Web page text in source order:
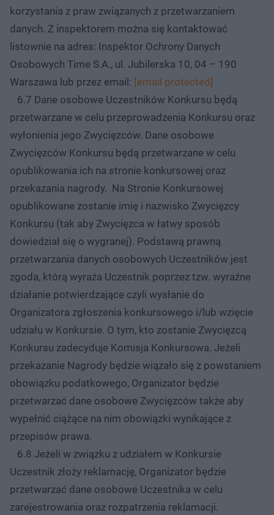
korzystania z praw związanych z przetwarzaniem
danych. Z inspektorem można się kontaktować
listownie na adres: Inspektor Ochrony Danych
Osobowych Time S.A., ul. Jubilerska 10, 04 – 190
Warszawa lub przez email: [email protected]
6.7 Dane osobowe Uczestników Konkursu będą
przetwarzane w celu przeprowadzenia Konkursu oraz
wyłonienia jego Zwycięzców. Dane osobowe
Zwycięzców Konkursu będą przetwarzane w celu
opublikowania ich na stronie konkursowej oraz
przekazania nagrody. Na Stronie Konkursowej
opublikowane zostanie imię i nazwisko Zwycięzcy
Konkursu (tak aby Zwycięzca w łatwy sposób
dowiedział się o wygranej). Podstawą prawną
przetwarzania danych osobowych Uczestników jest
zgoda, którą wyraża Uczestnik poprzez tzw. wyraźne
działanie potwierdzające czyli wysłanie do
Organizatora zgłoszenia konkursowego i/lub wzięcie
udziału w Konkursie. O tym, kto zostanie Zwycięzcą
Konkursu zadecyduje Komisja Konkursowa. Jeżeli
przekazanie Nagrody będzie wiązało się z powstaniem
obowiązku podatkowego, Organizator będzie
przetwarzać dane osobowe Zwycięzców także aby
wypełnić ciążące na nim obowiązki wynikające z
przepisów prawa.
6.8 Jeżeli w związku z udziałem w Konkursie
Uczestnik złoży reklamację, Organizator będzie
przetwarzać dane osobowe Uczestnika w celu
zarejestrowania oraz rozpatrzenia reklamacji.